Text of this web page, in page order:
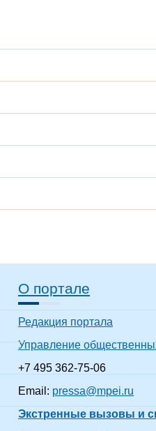
О портале
Редакция портала
Управление
+7 495 362-75-06
Email: pressa@mpei.ru
Экстренные вызовы и